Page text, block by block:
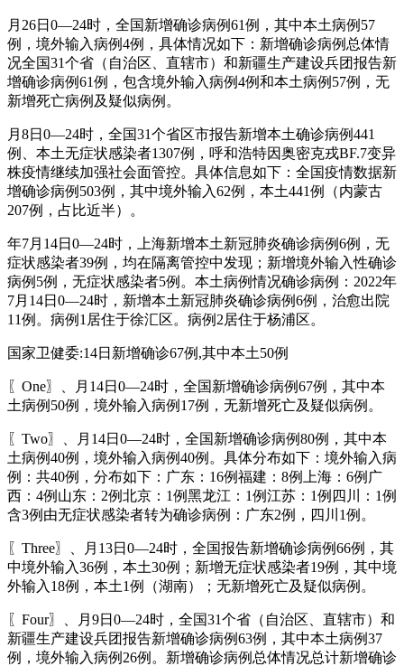
月26日0—24时，全国新增确诊病例61例，其中本土病例57
例，境外输入病例4例，具体情况如下：新增确诊病例总体情
况全国31个省（自治区、直辖市）和新疆生产建设兵团报告新
增确诊病例61例，包含境外输入病例4例和本土病例57例，无
新增死亡病例及疑似病例。
月8日0—24时，全国31个省区市报告新增本土确诊病例441
例、本土无症状感染者1307例，呼和浩特因奥密克戎BF.7变异
株疫情继续加强社会面管控。具体信息如下：全国疫情数据新
增确诊病例503例，其中境外输入62例，本土441例（内蒙古
207例，占比近半）。
年7月14日0—24时，上海新增本土新冠肺炎确诊病例6例，无
症状感染者39例，均在隔离管控中发现；新增境外输入性确诊
病例5例，无症状感染者5例。本土病例情况确诊病例：2022年
7月14日0—24时，新增本土新冠肺炎确诊病例6例，治愈出院
11例。病例1居住于徐汇区。病例2居住于杨浦区。
国家卫健委:14日新增确诊67例,其中本土50例
〖One〗、月14日0—24时，全国新增确诊病例67例，其中本
土病例50例，境外输入病例17例，无新增死亡及疑似病例。
〖Two〗、月14日0—24时，全国新增确诊病例80例，其中本
土病例40例，境外输入病例40例。具体分布如下：境外输入病
例：共40例，分布如下：广东：16例福建：8例上海：6例广
西：4例山东：2例北京：1例黑龙江：1例江苏：1例四川：1例
含3例由无症状感染者转为确诊病例：广东2例，四川1例。
〖Three〗、月13日0—24时，全国报告新增确诊病例66例，其
中境外输入36例，本土30例；新增无症状感染者19例，其中境
外输入18例，本土1例（湖南）；无新增死亡及疑似病例。
〖Four〗、月9日0—24时，全国31个省（自治区、直辖市）和
新疆生产建设兵团报告新增确诊病例63例，其中本土病例37
例，境外输入病例26例。新增确诊病例总体情况总计新增确诊